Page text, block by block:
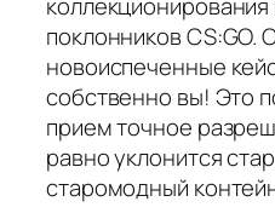
поклонников CS:GO.
новоиспеченные
собственно вы! Это
прием точное
равно уклонится
старомодный